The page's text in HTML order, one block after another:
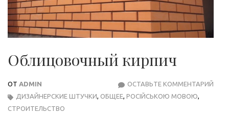
Облицовочный кирпич
ОТ ADMIN ОСТАВЬТЕ КОММЕНТАРИЙ
ДИЗАЙНЕРСКИЕ ШТУЧКИ, ОБЩЕЕ, РОСІЙСЬКОЮ МОВОЮ,
СТРОИТЕЛЬСТВО